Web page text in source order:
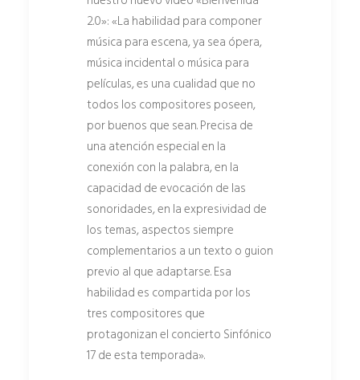
2.0»: «La habilidad para componer
música para escena, ya sea ópera,
música incidental o música para
películas, es una cualidad que no
todos los compositores poseen,
por buenos que sean. Precisa de
una atención especial en la
conexión con la palabra, en la
capacidad de evocación de las
sonoridades, en la expresividad de
los temas, aspectos siempre
complementarios a un texto o guion
previo al que adaptarse. Esa
habilidad es compartida por los
tres compositores que
protagonizan el concierto Sinfónico
17 de esta temporada».